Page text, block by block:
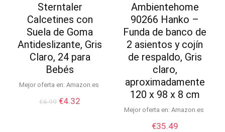
Sterntaler
Calcetines con
Suela de Goma
Antideslizante, Gris
Claro, 24 para
Bebés
Mejor oferta en: Amazon.es
€6.99 El
€4.32
Ambientehome
90266 Hanko –
Funda de banco de
2 asientos y cojín
de respaldo, Gris
claro,
aproximadamente
120 x 98 x 8 cm
Mejor oferta en: Amazon.es
€35.49